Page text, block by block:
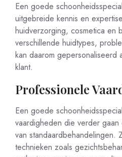
Een goede
uitgebreide kennis en
huidverzorging, cosmetica en
verschillende huidtypes,
kan daarom gepersonaliseerd
klant.
Professionele
Een goede
vaardigheden die verder
van standaardbehandelingen.
technieken zoals